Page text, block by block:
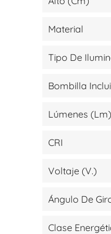
Material
Tipo De
Bombilla
Lúmenes (lm)
CRI
Voltaje (V.)
Ángulo De
Clase